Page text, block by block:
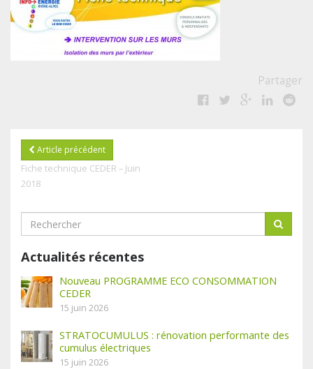
Partager
Article précédent
Fiche technique CEDER – Juin
2018
Actualités récentes
Nouveau PROGRAMME ECO CONSOMMATION
CEDER
15 juin 2026
STRATOCUMULUS : rénovation performante des
cumulus électriques
15 juin 2026